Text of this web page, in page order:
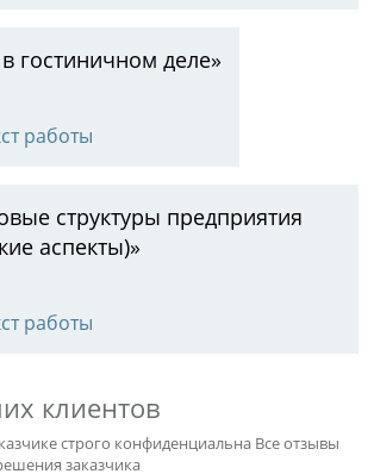
гостиничном деле»
работы
структуры предприятия
аспекты)»
работы
клиентов
строго конфиденциальна Все отзывы
заказчика